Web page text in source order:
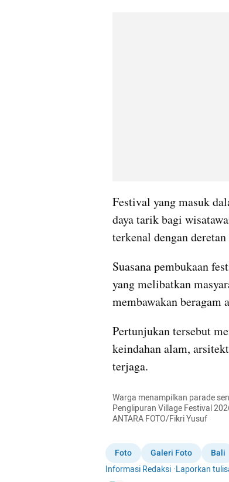
Festival yang masuk
daya tarik bagi
terkenal dengan
Suasana pembukaan
yang melibatkan
membawakan beragam
Pertunjukan tersebut
keindahan alam,
terjaga.
Warga menampilkan parade
Penglipuran Village Festival
ANTARA FOTO/Fikri Yusuf
Foto Galeri Foto Bali
Informasi Redaksi ·Laporkan